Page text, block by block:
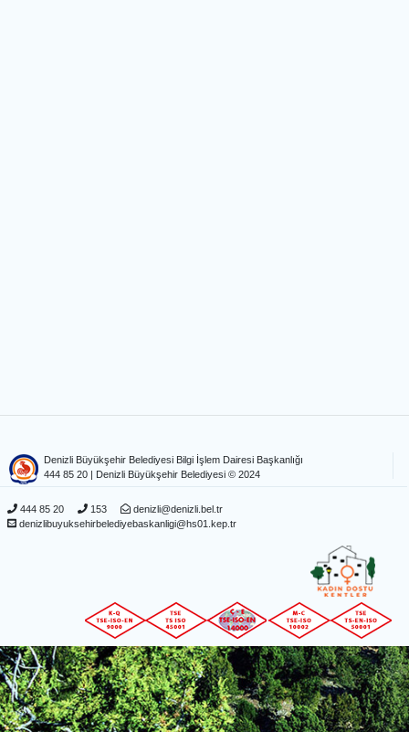
Denizli Büyükşehir Belediyesi Bilgi İşlem Dairesi Başkanlığı
444 85 20 | Denizli Büyükşehir Belediyesi © 2024
444 85 20 153
denizli@denizli.bel.tr
denizlibuyuksehirbelediyebaskanligi@hs01.kep.tr